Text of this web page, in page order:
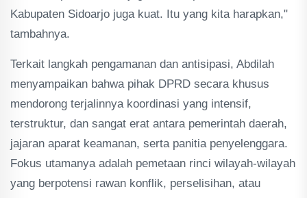
Kabupaten Sidoarjo juga kuat. Itu yang kita harapkan,"
tambahnya.
Terkait langkah pengamanan dan antisipasi, Abdilah
menyampaikan bahwa pihak DPRD secara khusus
mendorong terjalinnya koordinasi yang intensif,
terstruktur, dan sangat erat antara pemerintah daerah,
jajaran aparat keamanan, serta panitia penyelenggara.
Fokus utamanya adalah pemetaan rinci wilayah-wilayah
yang berpotensi rawan konflik, perselisihan, atau